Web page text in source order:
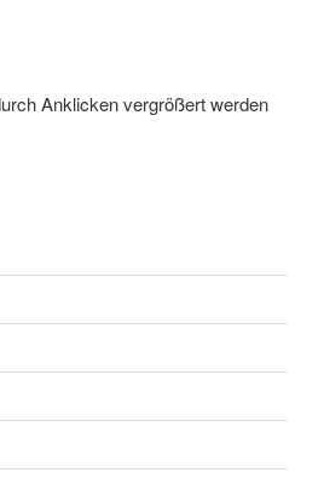
Anklicken vergrößert werden